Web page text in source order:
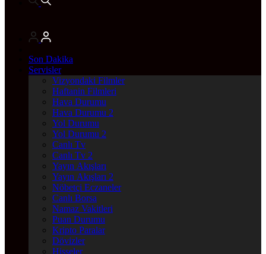
Son Dakika
Servisler
Vizyondaki Filmler
Haftanin Filmleri
Hava Durumu
Hava Durumu 2
Yol Durumu
Yol Durumu 2
Canlı Tv
Canlı Tv 2
Yayın Akışları
Yayın Akışları 2
Nöbetçi Eczaneler
Canlı Borsa
Namaz Vakitleri
Puan Durumu
Kripto Paralar
Dövizler
Hisseler